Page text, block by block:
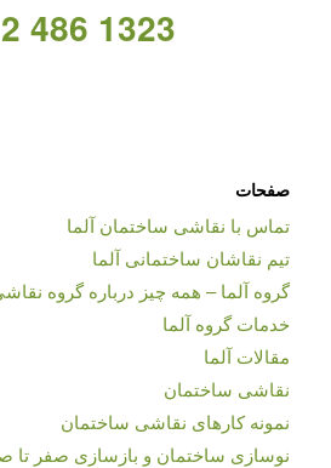
486 1323
صفحات
تماس با نقاشی ساختمان آلما
تیم نقاشان ساختمانی آلما
گروه آلما – همه چیز درباره گروه
خدمات گروه آلما
مقالات آلما
نقاشی ساختمان
نمونه کارهای نقاشی ساختمان
نوسازی ساختمان و بازسازی صفر تا